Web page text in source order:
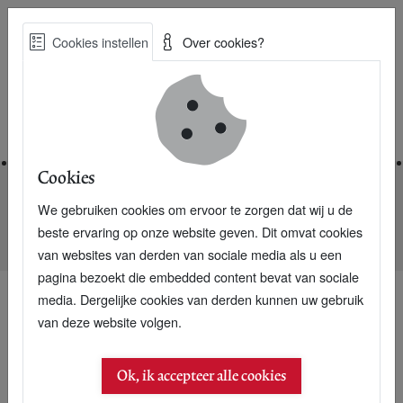
Skip
Best Practices voor een duurzame toekomst
Nieuwsarchief
WBCSD: Hoe vult een bedrijf ‘dubbele materialiteit’ in?
28 juni 2021
WBCSD: Hoe vult een
Cookies instellen Over cookies?
Cookies
We gebruiken cookies om ervoor te zorgen dat wij u de
beste ervaring op onze website geven. Dit omvat cookies
van websites van derden van sociale media als u een
pagina bezoekt die embedded content bevat van sociale
media. Dergelijke cookies van derden kunnen uw gebruik
van deze website volgen.
Ok, ik accepteer alle cookies